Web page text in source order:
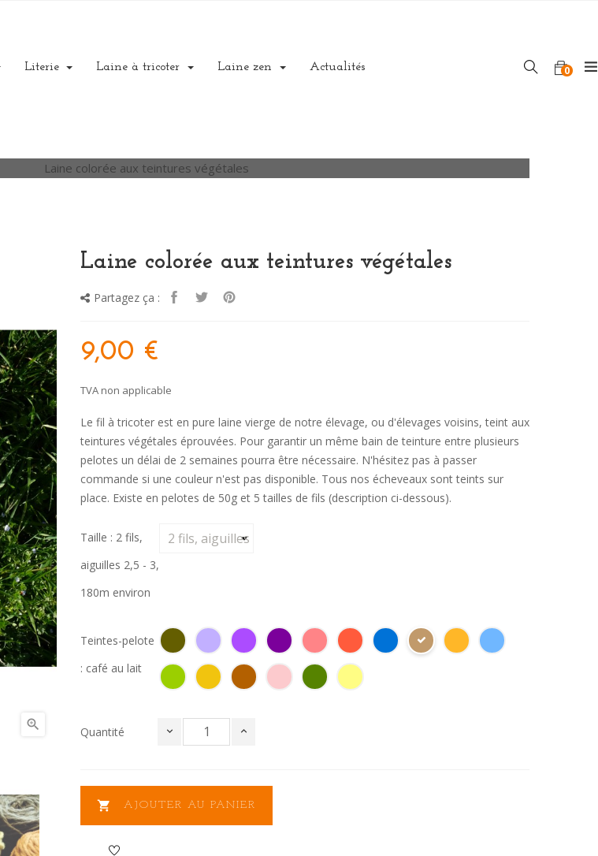
Literie Laine à tricoter Laine zen Actualités 0
Laine colorée aux teintures végétales

Laine colorée aux teintures végétales
Partagez ça :
9,00 €
TVA non applicable
Le fil à tricoter est en pure laine vierge de notre élevage, ou d'élevages voisins, teint aux
teintures végétales éprouvées. Pour garantir un même bain de teinture entre plusieurs
pelotes un délai de 2 semaines pourra être nécessaire. N'hésitez pas à passer
commande si une couleur n'est pas disponible. Tous nos écheveaux sont teints sur
place. Existe en pelotes de 50g et 5 tailles de fils (description ci-dessous).
Taille : 2 fils,
aiguilles 2,5 - 3,
180m environ
Teintes-pelote
: café au lait
Quantité
 AJOUTER AU PANIER